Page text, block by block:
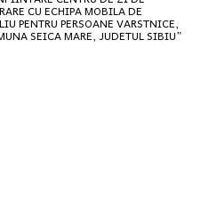
CU ECHIPA MOBILA DE
PENTRU PERSOANE VARSTNICE,
SEICA MARE, JUDETUL SIBIU”